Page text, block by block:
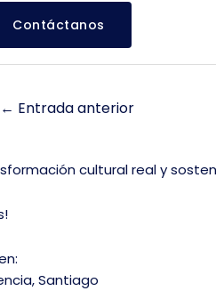
Contáctanos
← Entrada anterior
cultural real y
Santiago